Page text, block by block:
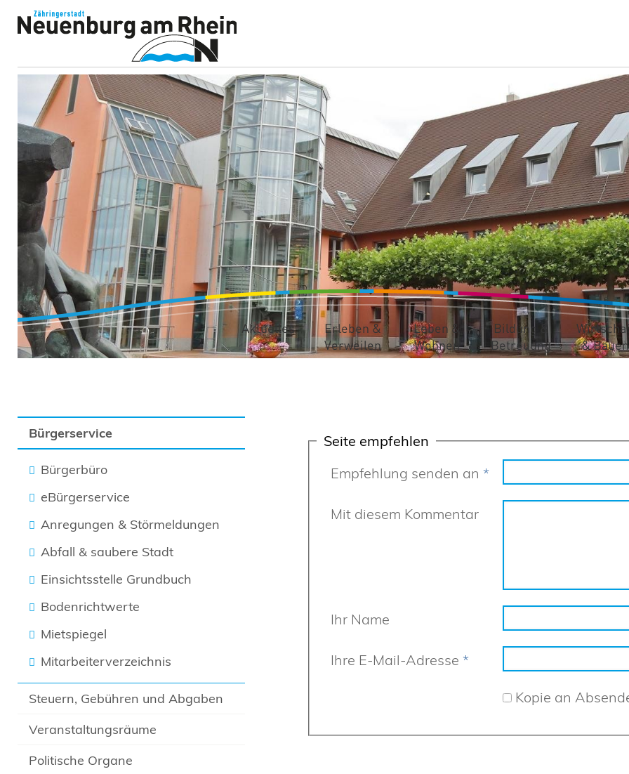
Aktuelles
Erleben &
Verweilen
Leben &
Wohnen
Bildung &
Betreuung
& Bauen
Bürgerservice
Bürgerbüro
eBürgerservice
Anregungen & Störmeldungen
Abfall & saubere Stadt
Einsichtsstelle Grundbuch
Bodenrichtwerte
Mietspiegel
Mitarbeiterverzeichnis
Steuern, Gebühren und Abgaben
Veranstaltungsräume
Politische Organe
Seite empfehlen
Empfehlung senden an *
Mit diesem Kommentar
Ihr Name
Ihre E-Mail-Adresse *
Kopie an